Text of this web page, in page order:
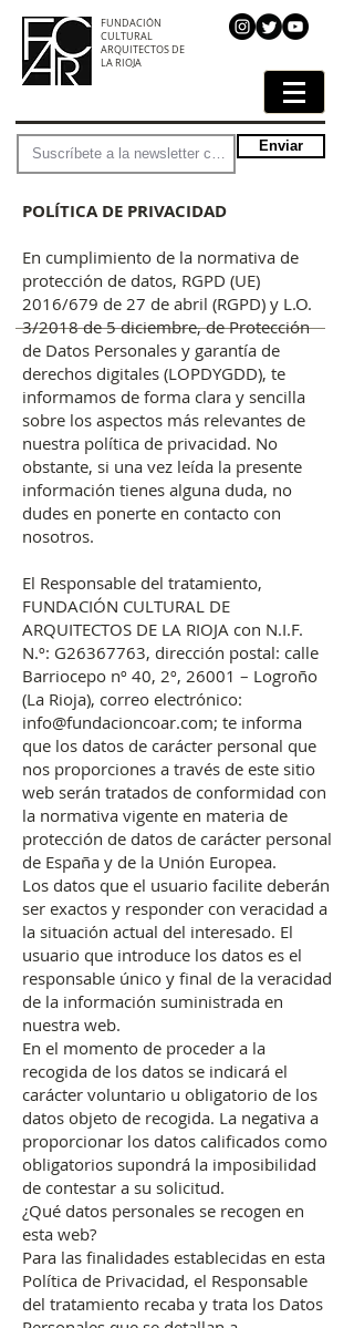
FUNDACIÓN
CULTURAL
ARQUITECTOS DE
LA RIOJA
Enviar
POLÍTICA DE PRIVACIDAD
En cumplimiento de la normativa de
protección de datos, RGPD (UE)
2016/679 de 27 de abril (RGPD) y L.O.
3/2018 de 5 diciembre, de Protección
de Datos Personales y garantía de
derechos digitales (LOPDYGDD), te
informamos de forma clara y sencilla
sobre los aspectos más relevantes de
nuestra política de privacidad. No
obstante, si una vez leída la presente
información tienes alguna duda, no
dudes en ponerte en contacto con
nosotros.
El Responsable del tratamiento,
FUNDACIÓN CULTURAL DE
ARQUITECTOS DE LA RIOJA con N.I.F.
N.º: G26367763, dirección postal: calle
Barriocepo nº 40, 2º, 26001 – Logroño
(La Rioja), correo electrónico:
info@fundacioncoar.com; te informa
que los datos de carácter personal que
nos proporciones a través de este sitio
web serán tratados de conformidad con
la normativa vigente en materia de
protección de datos de carácter personal
de España y de la Unión Europea.
Los datos que el usuario facilite deberán
ser exactos y responder con veracidad a
la situación actual del interesado. El
usuario que introduce los datos es el
responsable único y final de la veracidad
de la información suministrada en
nuestra web.
En el momento de proceder a la
recogida de los datos se indicará el
carácter voluntario u obligatorio de los
datos objeto de recogida. La negativa a
proporcionar los datos calificados como
obligatorios supondrá la imposibilidad
de contestar a su solicitud.
¿Qué datos personales se recogen en
esta web?
Para las finalidades establecidas en esta
Política de Privacidad, el Responsable
del tratamiento recaba y trata los Datos